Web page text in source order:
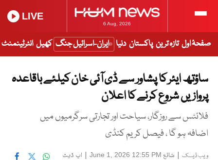
6 Aug, 2026
LIVE
صفحۂ اول تازہ ترین پاکستان دنیا ایران-اسرائیل جنگ کھیل انٹرٹینمنٹ
ساؤتھ ایئر کا پشاور سے ڈی آئی خان کیلئے باقاعدہ
پروازیں شروع کرنے کا اعلان
فلائٹس سے روزگار، سیاحت اور تجارتی سرگرمیوں میں
اضافہ ہو گا ، فیصل کریم کنڈی
ویب ڈیسک | شائع June 1, 2026 12:55 PM
| اپ ڈیٹ